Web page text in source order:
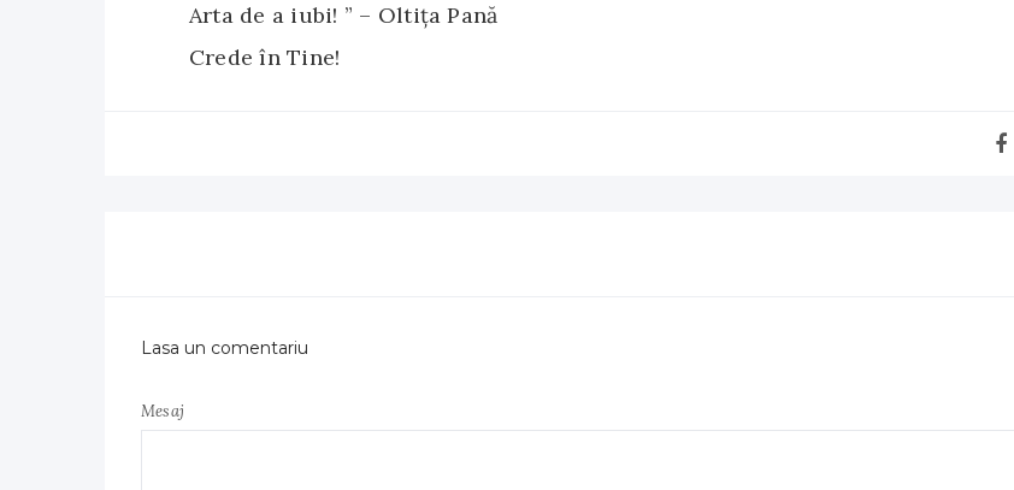
Arta de a iubi! ” – Oltiţa Pană
Crede în Tine!
Lasa un comentariu
Mesaj